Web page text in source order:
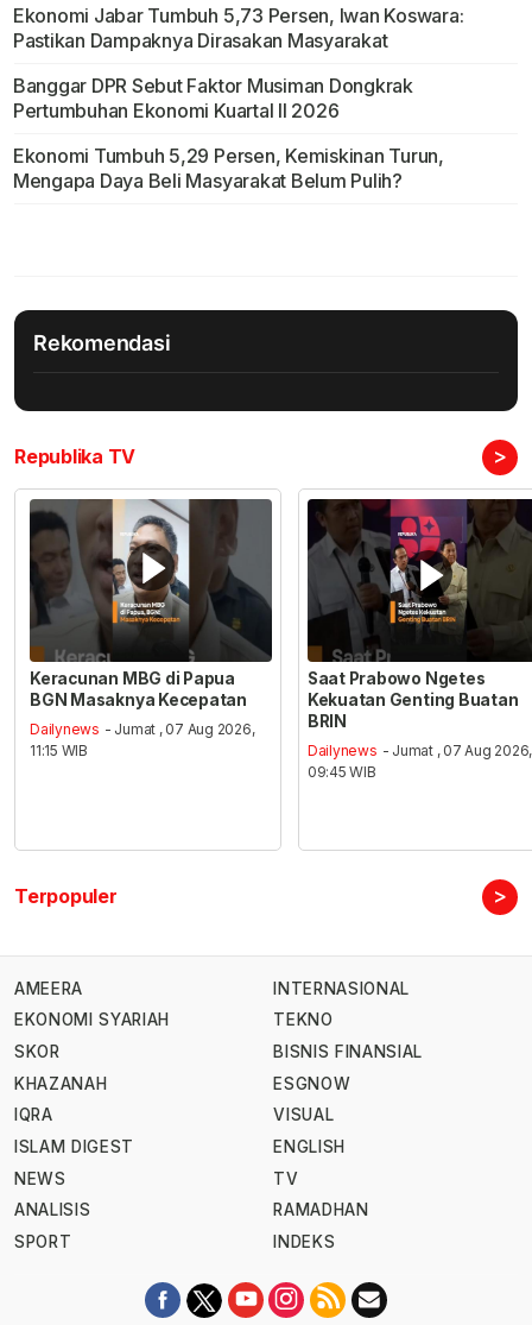
Ekonomi Jabar Tumbuh 5,73 Persen, Iwan Koswara:
Pastikan Dampaknya Dirasakan Masyarakat
Banggar DPR Sebut Faktor Musiman Dongkrak
Pertumbuhan Ekonomi Kuartal II 2026
Ekonomi Tumbuh 5,29 Persen, Kemiskinan Turun,
Mengapa Daya Beli Masyarakat Belum Pulih?
Rekomendasi
Republika TV >
Keracunan MBG di Papua
BGN Masaknya Kecepatan
Dailynews - Jumat , 07 Aug 2026,
11:15 WIB
Saat Prabowo Ngetes
Kekuatan Genting Buatan
BRIN
Dailynews - Jumat , 07 Aug 2026,
09:45 WIB
Terpopuler >
AMEERA
EKONOMI SYARIAH
SKOR
KHAZANAH
IQRA
ISLAM DIGEST
NEWS
ANALISIS
SPORT
INTERNASIONAL
TEKNO
BISNIS FINANSIAL
ESGNOW
VISUAL
ENGLISH
TV
RAMADHAN
INDEKS